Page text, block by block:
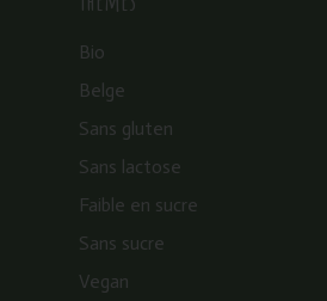
Bio
Belge
Sans gluten
Sans lactose
Faible en sucre
Sans sucre
Vegan